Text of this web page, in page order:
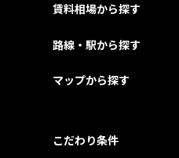
賃料相場から探す
路線・駅から探す
マップから探す
こだわり条件